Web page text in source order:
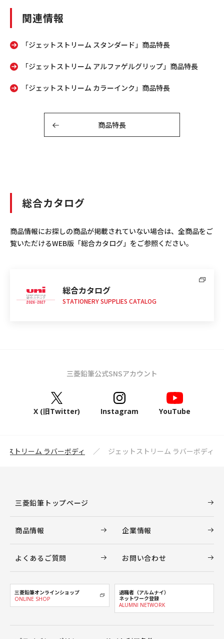
関連情報
「ジェットストリーム スタンダード」商品特長
「ジェットストリーム アルファゲルグリップ」商品特長
「ジェットストリーム カラーインク」商品特長
商品特長
総合カタログ
商品情報にお探しの商品が掲載されていない場合は、全商品をご
覧いただけるWEB版「総合カタログ」をご参照ください。
総合カタログ
STATIONERY SUPPLIES CATALOG
三菱鉛筆公式SNSアカウント
X (旧Twitter) Instagram YouTube
ストリーム ラバーボディ ジェットストリーム ラバーボディ
三菱鉛筆トップページ
商品情報 企業情報
よくあるご質問 お問い合わせ
三菱鉛筆オンラインショップ
ONLINE SHOP
退職者（アルムナイ）
ネットワーク登録
ALUMNI NETWORK